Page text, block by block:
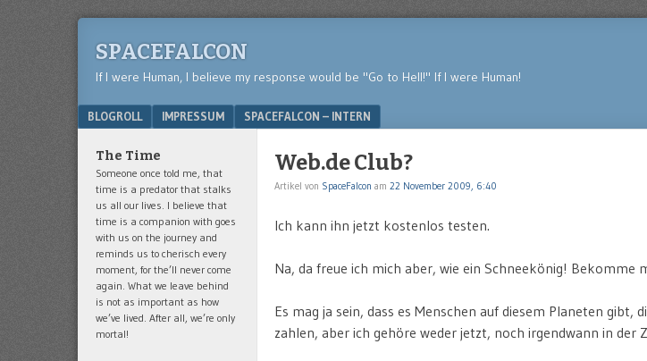
SPACEFALCON
If I were Human, I believe my response would be "Go to Hell!" If I were Human!
Menu
SKIP TO CONTENT
BLOGROLL IMPRESSUM SPACEFALCON – INTERN
Web.de Club?
Artikel von SpaceFalcon am 22 November 2009, 6:40
Ich kann ihn jetzt kostenlos testen.
Na, da freue ich mich aber, wie ein Schneekönig! Bekomme
Es mag ja sein, dass es Menschen auf diesem Planeten
zahlen, aber ich gehöre weder jetzt, noch irgendwann in der
The Time
Someone once told me, that
time is a predator that stalks
us all our lives. I believe that
time is a companion with goes
with us on the journey and
reminds us to cherisch every
moment, for the’ll never come
again. What we leave behind
is not as important as how
we’ve lived. After all, we’re only
mortal!